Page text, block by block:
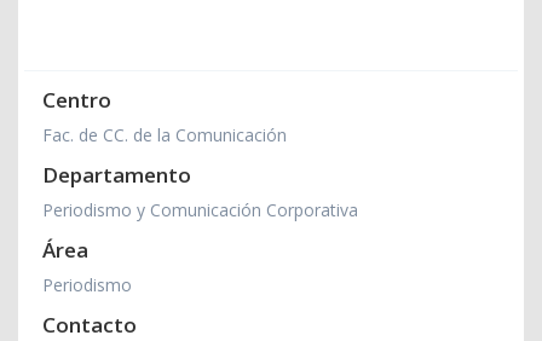
Centro
Fac. de CC. de la Comunicación
Departamento
Periodismo y Comunicación Corporativa
Área
Periodismo
Contacto